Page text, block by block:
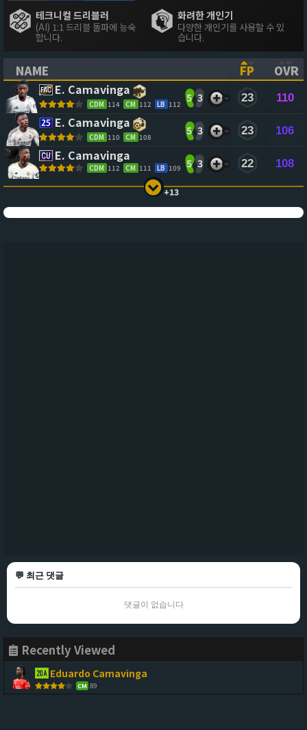
테크니컬 드리블러
(AI) 1:1 드리블 돌파에 능숙
합니다.
화려한 개인기
다양한 개인기를 사용할 수 있
습니다.
NAME
(CLICK TO SORT ASCENDING)
FP
OVR
E. Camavinga
CDM 114 CM 112 LB 112
5 3 23 110
E. Camavinga
CDM 110 CM 108
5 3 23 106
E. Camavinga
CDM 112 CM 111 LB 109 5 3 22 108
+13
💬 최근 댓글
댓글이 없습니다
Recently Viewed
Eduardo Camavinga
CM 89